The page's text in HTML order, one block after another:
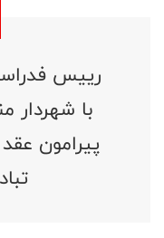
رییس
پیرامون